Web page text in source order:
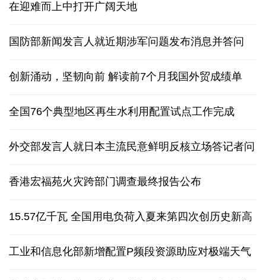
在迎难而上中打开广阔天地
国防部新闻发言人就近期涉军问题发布消息并答问
创新涌动，坚韧向前 解读前7个月我国外贸成绩单
全国76个典型地区再生水利用配置试点工作完成
外交部发言人就日本主流民意鲜明反核立场答记者问
香港宏福苑火灾跨部门调查最终报告公布
15.57亿千瓦 全国用电负荷入夏来第四次创历史新高
工业和信息化部新增配置P频段资源助应对极端天气